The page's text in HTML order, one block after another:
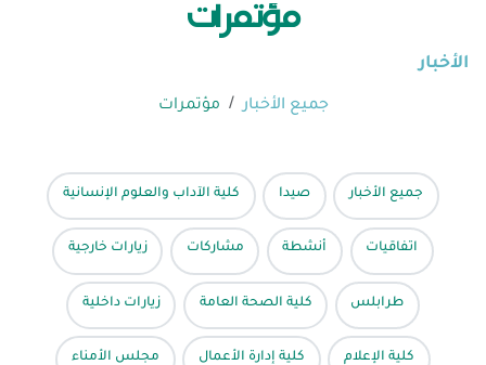
مؤتمرات
الأخبار
جميع الأخبار مؤتمرات
جميع الأخبار صيدا كلية الآداب والعلوم الإنسانية
اتفاقيات أنشطة مشاركات زيارات خارجية
طرابلس كلية الصحة العامة زيارات داخلية
كلية الإعلام كلية إدارة الأعمال مجلس الأمناء